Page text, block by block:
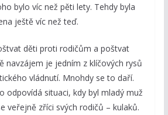
bylo víc než pěti lety. Tehdy byla
ještě víc než teď.
děti proti rodičům a poštvat
navzájem je jedním z klíčových rysů
vládnutí. Mnohdy se to daří.
odpovídá situaci, kdy byl mladý muž
veřejně zříci svých rodičů – kulaků.